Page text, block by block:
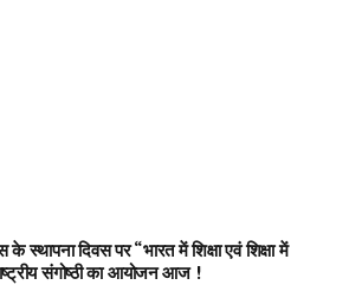
के स्थापना दिवस पर “भारत में शिक्षा एवं शिक्षा में
संगोष्ठी का आयोजन आज !